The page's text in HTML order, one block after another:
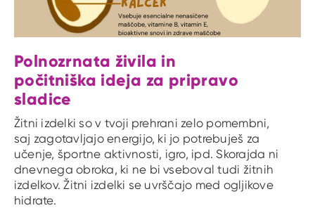
Polnozrnata živila in
počitniška ideja za pripravo
sladice
Žitni izdelki so v tvoji prehrani zelo pomembni,
saj zagotavljajo energijo, ki jo potrebuješ za
učenje, športne aktivnosti, igro, ipd. Skorajda ni
dnevnega obroka, ki ne bi vseboval tudi žitnih
izdelkov. Žitni izdelki se uvrščajo med ogljikove
hidrate.